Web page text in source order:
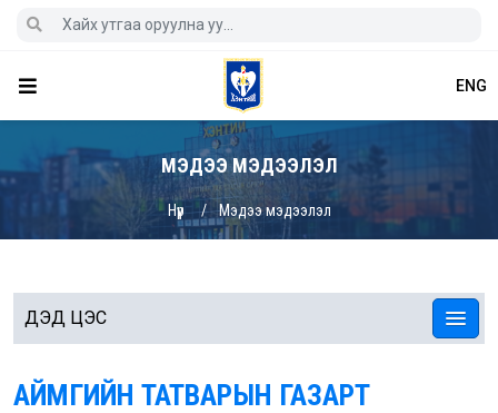
ENG
МЭДЭЭ МЭДЭЭЛЭЛ
Нүүр Мэдээ мэдээлэл
ДЭД ЦЭС
АЙМГИЙН ТАТВАРЫН ГАЗАРТ